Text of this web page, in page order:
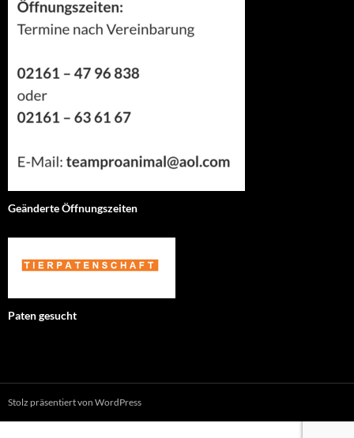
Geänderte Öffnungszeiten
Paten gesucht
Stolz präsentiert von WordPress